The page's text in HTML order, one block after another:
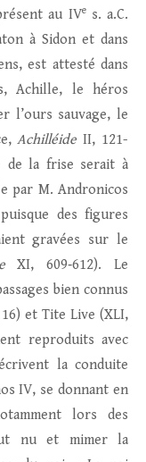
au IVe s. a.C.
à Sidon et dans
est attesté dans
Achille, le héros
l’ours sauvage, le
Achilléide II, 121-
de la frise serait à
par M. Andronicos
des figures
gravées sur le
XI, 609‑612). Le
bien connus
et Tite Live (XLI,
reproduits avec
la conduite
IV, se donnant en
lors des
nu et mimer la